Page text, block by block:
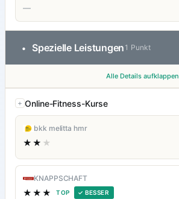
—
• Spezielle Leistungen 1 Punkt
Alle Details aufklappen
Online-Fitness-Kurse
bkk melitta hmr
★★ ★
KNAPPSCHAFT
★★★ TOP ✓ BESSER